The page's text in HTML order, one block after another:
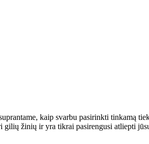
kaip svarbu pasirinkti tinkamą
gilių žinių ir yra tikrai pasirengusi atliepti